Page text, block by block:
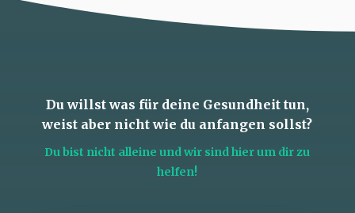
Du willst was für deine Gesundheit tun,
weist aber nicht wie du anfangen sollst?
Du bist nicht alleine und wir sind hier um dir zu
helfen!